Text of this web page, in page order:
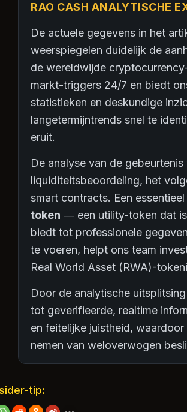
RAO CASH ANALYTISCHE
De actuele gegevens in het
weerspiegelen duidelijk de
de wereldwijde
markt-triggers 24/7 en biedt
statistieken en deskundige
langetermijntrends snel te
eruit.
De analyse van de
liquiditeitsbeoordeling, het
smart contracts. Een
token — een utility-token dat
biedt tot professionele
te voeren, helpt ons team
Real World Asset (RWA)-
Door de analytische
tot geverifieerde, realtime
en feitelijke juistheid,
nemen van weloverwogen
tip: